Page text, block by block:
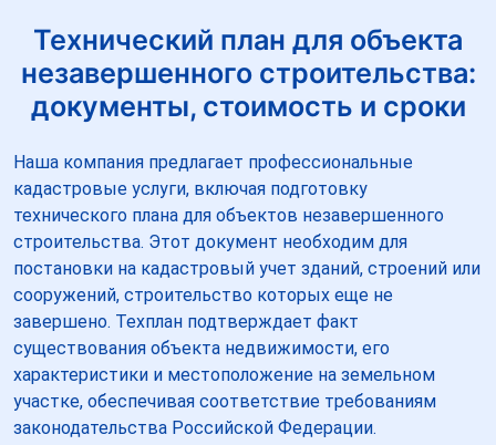
Технический план для объекта
незавершенного строительства:
документы, стоимость и сроки
Наша компания предлагает профессиональные
кадастровые услуги, включая подготовку
технического плана для объектов незавершенного
строительства. Этот документ необходим для
постановки на кадастровый учет зданий, строений или
сооружений, строительство которых еще не
завершено. Техплан подтверждает факт
существования объекта недвижимости, его
характеристики и местоположение на земельном
участке, обеспечивая соответствие требованиям
законодательства Российской Федерации.